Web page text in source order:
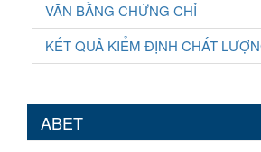
VĂN BẰNG CHỨNG CHỈ
KẾT QUẢ KIỂM ĐỊNH CHẤT
ABET